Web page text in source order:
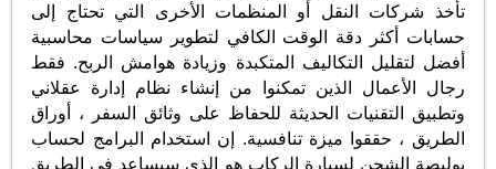
تأخذ شركات النقل أو المنظمات الأخرى التي تحتاج إلى
حسابات أكثر دقة الوقت الكافي لتطوير سياسات محاسبية
أفضل لتقليل التكاليف المتكبدة وزيادة هوامش الربح. فقط
رجال الأعمال الذين تمكنوا من إنشاء نظام إدارة عقلاني
وتطبيق التقنيات الحديثة للحفاظ على وثائق السفر ، أوراق
الطريق ، حققوا ميزة تنافسية. إن استخدام البرامج لحساب
بوليصة الشحن لسيارة الركاب هو الذي سيساعد في الطريق